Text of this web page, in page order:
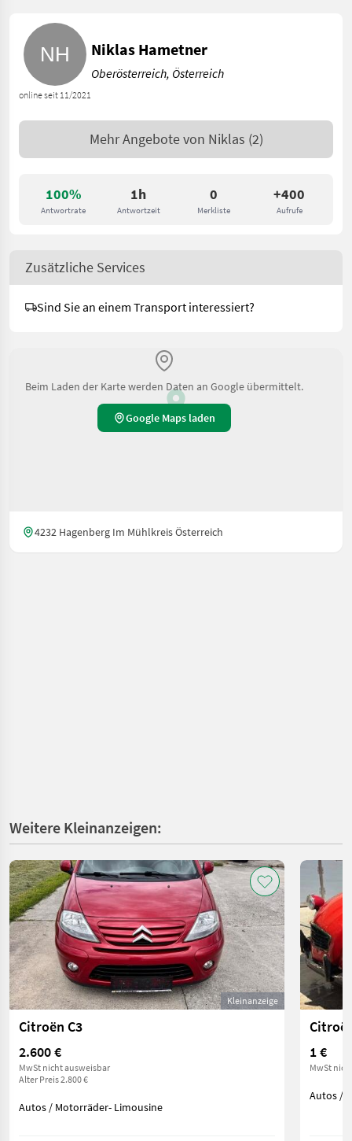
100%
Antwortrate
1h
Antwortzeit
0
Merkliste
+400
Aufrufe
online seit 11/2021
Niklas Hametner
Oberösterreich, Österreich
Mehr Angebote von Niklas (2)
Zusätzliche Services
Sind Sie an einem Transport interessiert?
Beim Laden der Karte werden Daten an Google übermittelt.
Google Maps laden
4232 Hagenberg Im Mühlkreis Österreich
Weitere Kleinanzeigen:
Kleinanzeige
Citroën C3
2.600 €
MwSt nicht ausweisbar
Alter Preis 2.800 €
Autos / Motorräder- Limousine
1 €
MwSt
Autos /